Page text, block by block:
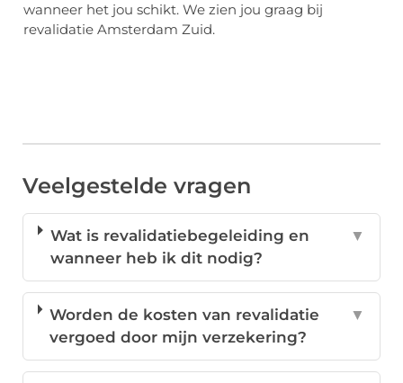
wanneer het jou schikt. We zien jou graag bij
revalidatie Amsterdam Zuid.
Veelgestelde vragen
Wat is revalidatiebegeleiding en
wanneer heb ik dit nodig?
▼
Worden de kosten van revalidatie
vergoed door mijn verzekering?
▼